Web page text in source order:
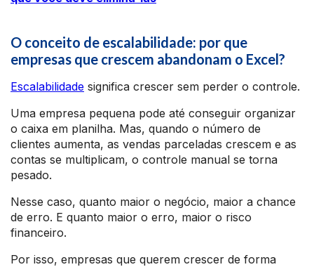
O conceito de escalabilidade: por que
empresas que crescem abandonam o Excel?
Escalabilidade significa crescer sem perder o controle.
Uma empresa pequena pode até conseguir organizar
o caixa em planilha. Mas, quando o número de
clientes aumenta, as vendas parceladas crescem e as
contas se multiplicam, o controle manual se torna
pesado.
Nesse caso, quanto maior o negócio, maior a chance
de erro. E quanto maior o erro, maior o risco
financeiro.
Por isso, empresas que querem crescer de forma